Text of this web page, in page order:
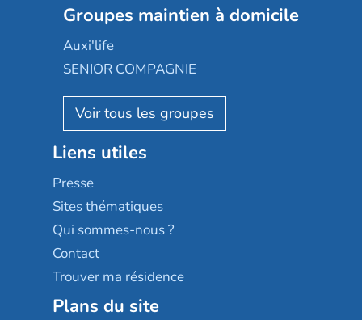
Les jardins d'Arcadie
Occitalia
Appartseniors
Reseda
Stella management
Les villages d'or
Sérénys
Résidences services Villa Médicis
Groupe SOS
Le Noble Âge
Almage
Résidalya
Groupe aplus
Groupes maintien à domicile
Auxi'life
SENIOR COMPAGNIE
AGE D'OR Services
Liens utiles
Presse
Sites thématiques
Qui sommes-nous ?
Contact
Trouver ma résidence
Plans du site